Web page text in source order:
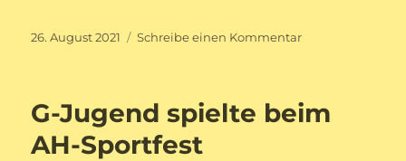
Veröffentlicht
26. August 2021 Schreibe einen Kommentarzu
Einöd
G-Jugend spielte beim
AH-Sportfest